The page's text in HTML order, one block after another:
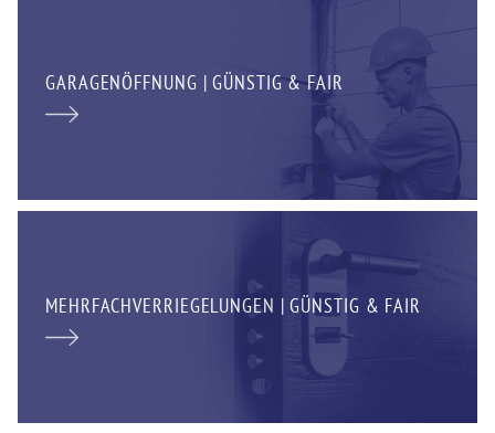
GARAGENÖFFNUNG | GÜNSTIG & FAIR
MEHRFACHVERRIEGELUNGEN | GÜNSTIG & FAIR